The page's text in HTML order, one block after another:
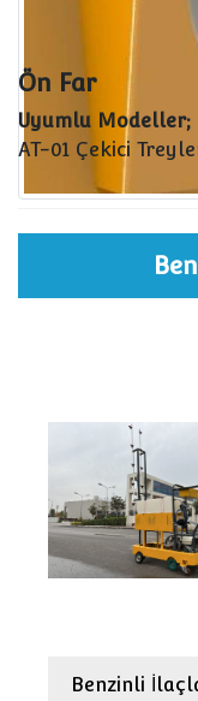
Ön Far
Uyumlu Modeller;
AT-01 Çekici
Benzinli